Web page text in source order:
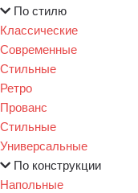
По стилю
Классические
Современные
Стильные
Ретро
Прованс
Стильные
Универсальные
По конструкции
Напольные